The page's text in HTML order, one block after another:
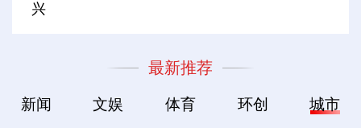
兴
最新推荐
新闻 文娱 体育 环创 城市